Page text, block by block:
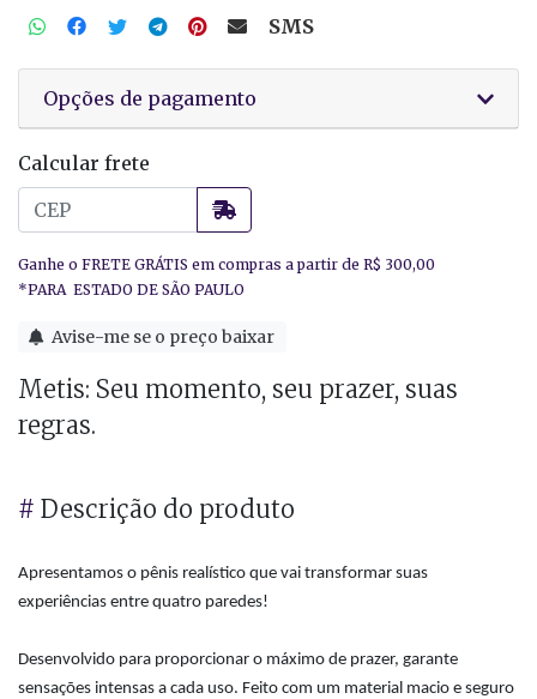
SMS
Opções de pagamento
Calcular frete
Avise-me se o preço baixar
Metis: Seu momento, seu prazer, suas
regras.
# Descrição do produto
Apresentamos o pênis realístico que vai transformar suas
experiências entre quatro paredes!
Desenvolvido para proporcionar o máximo de prazer, garante
sensações intensas a cada uso. Feito com um material macio e seguro